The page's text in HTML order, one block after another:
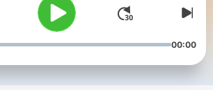
00:00